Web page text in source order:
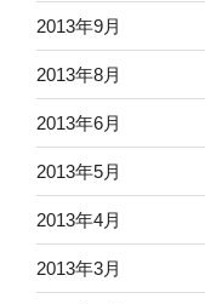
2013年9月
2013年8月
2013年6月
2013年5月
2013年4月
2013年3月